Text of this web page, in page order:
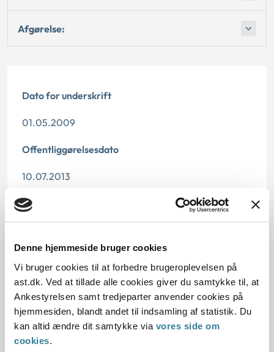
Denne hjemmeside bruger cookies
Vi bruger cookies til at forbedre brugeroplevelsen på
ast.dk. Ved at tillade alle cookies giver du samtykke til, at
Ankestyrelsen samt tredjeparter anvender cookies på
hjemmesiden, blandt andet til indsamling af statistik. Du
kan altid ændre dit samtykke via vores side om
cookies.
Afgørelse:
Dato for underskrift
01.05.2009
Offentliggørelsesdato
10.07.2013
Denne principafgørelse er kasseret den 18. juni 2019,
Paragraf
§ 13 § 7 § 4 § 10 § 15 § 6
Journalnummer
2000465-08